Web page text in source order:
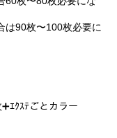
は90枚〜100枚必要に
ｴｸｽﾃごとカラー